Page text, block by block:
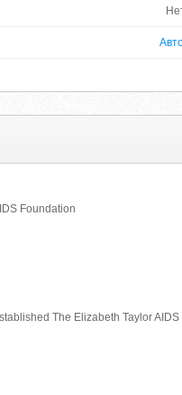
Foundation
The Elizabeth Taylor